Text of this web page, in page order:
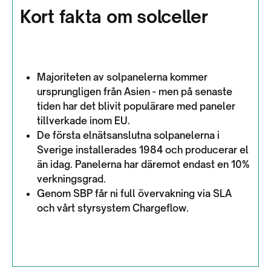
Kort fakta om solceller
Majoriteten av solpanelerna kommer
ursprungligen från Asien - men på senaste
tiden har det blivit populärare med paneler
tillverkade inom EU.
De första elnätsanslutna solpanelerna i
Sverige installerades 1984 och producerar el
än idag. Panelerna har däremot endast en 10%
verkningsgrad.
Genom SBP får ni full övervakning via SLA
och vårt styrsystem Chargeflow.